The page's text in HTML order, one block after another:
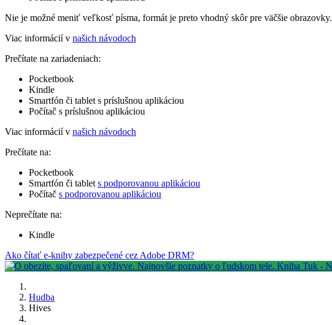
Nie je možné meniť veľkosť písma, formát je preto vhodný skôr pre väčšie obrazovky.
Viac informácií v našich návodoch
Prečítate na zariadeniach:
Pocketbook
Kindle
Smartfón či tablet s príslušnou aplikáciou
Počítač s príslušnou aplikáciou
Viac informácií v našich návodoch
Prečítate na:
Pocketbook
Smartfón či tablet s podporovanou aplikáciou
Počítač s podporovanou aplikáciou
Neprečítate na:
Kindle
Ako čítať e-knihy zabezpečené cez Adobe DRM?
Hudba
Hives